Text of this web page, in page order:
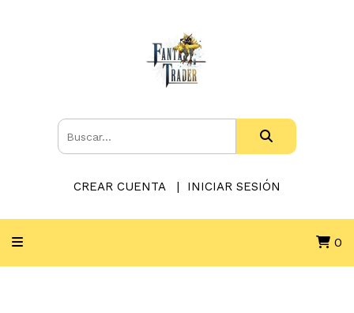
CREAR CUENTA INICIAR SESIÓN
0